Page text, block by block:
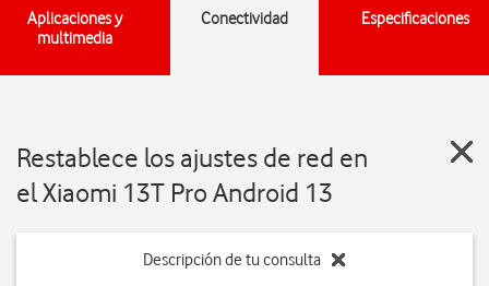
Aplicaciones y
multimedia
Conectividad Especificaciones
Restablece los ajustes de red en
el Xiaomi 13T Pro Android 13
Descripción de tu consulta